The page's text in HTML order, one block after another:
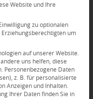
Website und Ihre
zu optionalen
Erziehungsberechtigten um
auf unserer Website.
uns helfen, diese
Personenbezogene Daten
z. B. für personalisierte
Anzeigen und Inhalten.
Ihrer Daten finden Sie in